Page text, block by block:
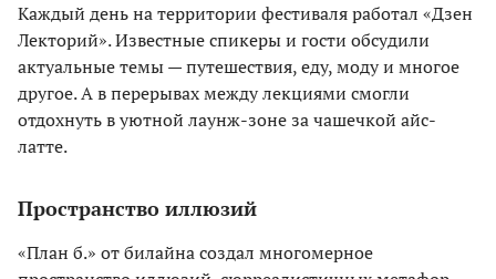
Каждый день на территории фестиваля работал «Дзен
Лекторий». Известные спикеры и гости обсудили
актуальные темы — путешествия, еду, моду и многое
другое. А в перерывах между лекциями смогли
отдохнуть в уютной лаунж-зоне за чашечкой айс-
латте.
Пространство иллюзий
«План б.» от билайна создал многомерное